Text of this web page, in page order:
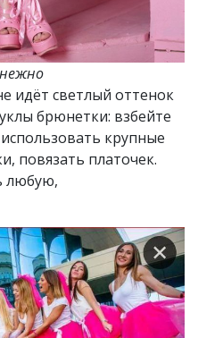
идёт светлый оттенок
брюнетки: взбейте
крупные
повязать платочек.
любую,